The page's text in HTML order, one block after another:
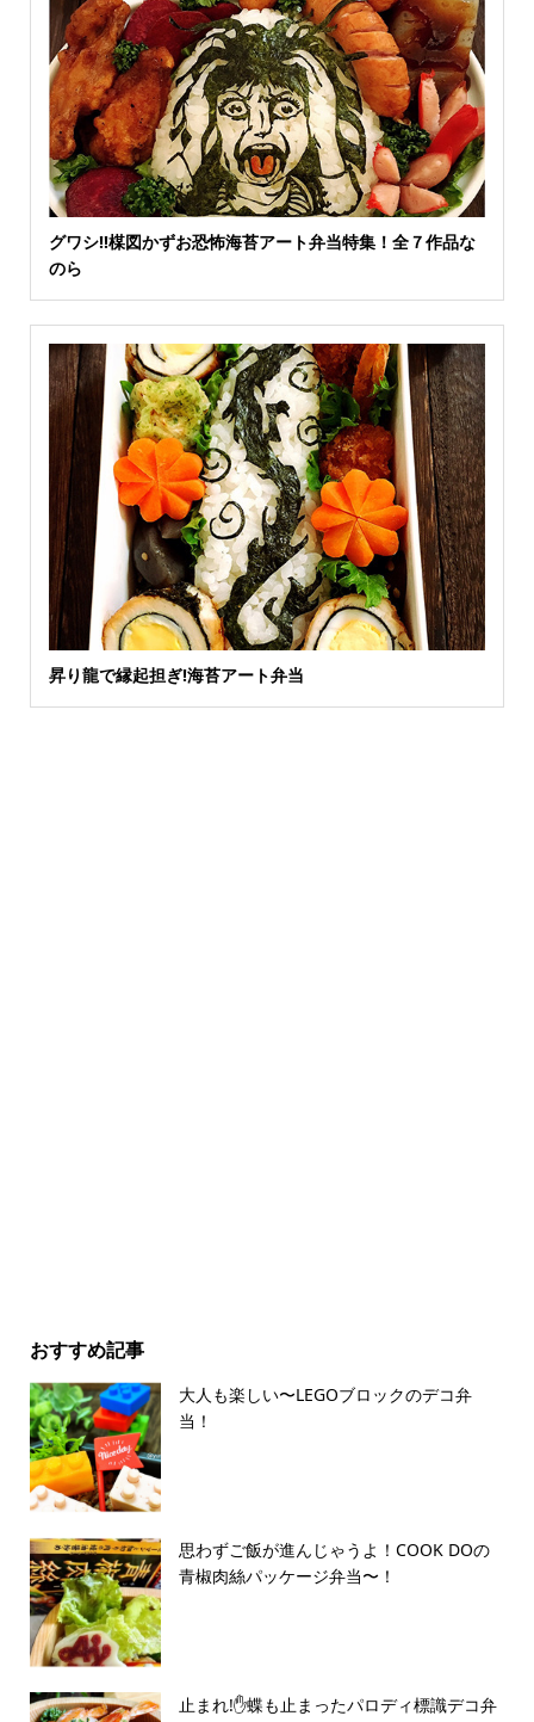
グワシ‼︎楳図かずお恐怖海苔アート弁当特集！全７作品な
のら
昇り龍で縁起担ぎ!海苔アート弁当
おすすめ記事
大人も楽しい〜LEGOブロックのデコ弁
当！
思わずご飯が進んじゃうよ！COOK DOの
青椒肉絲パッケージ弁当〜！
止まれ!✋蝶も止まったパロディ標識デコ弁